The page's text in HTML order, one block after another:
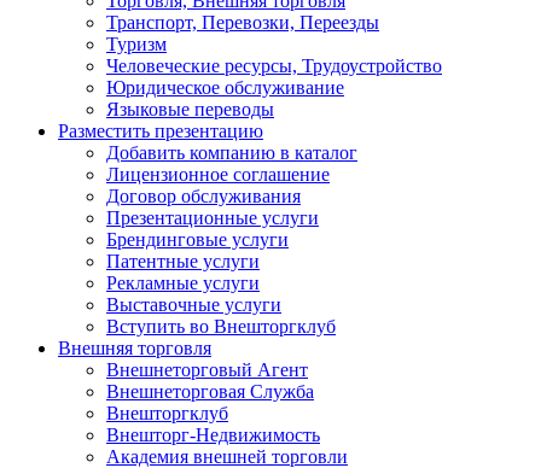
Транспорт, Перевозки, Переезды
Туризм
Человеческие ресурсы, Трудоустройство
Юридическое обслуживание
Языковые переводы
Разместить презентацию
Добавить компанию в каталог
Лицензионное соглашение
Договор обслуживания
Презентационные услуги
Брендинговые услуги
Патентные услуги
Рекламные услуги
Выставочные услуги
Вступить во Внешторгклуб
Внешняя торговля
Внешнеторговый Агент
Внешнеторговая Служба
Внешторгклуб
Внешторг-Недвижимость
Академия внешней торговли